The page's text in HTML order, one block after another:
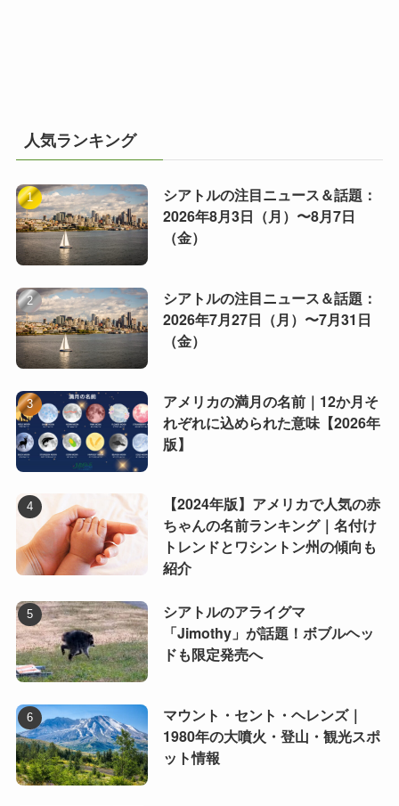
人気ランキング
シアトルの注目ニュース＆話題：
2026年8月3日（月）〜8月7日
（金）
シアトルの注目ニュース＆話題：
2026年7月27日（月）〜7月31日
（金）
アメリカの満月の名前｜12か月そ
れぞれに込められた意味【2026年
版】
【2024年版】アメリカで人気の赤
ちゃんの名前ランキング｜名付け
トレンドとワシントン州の傾向も
紹介
シアトルのアライグマ
「Jimothy」が話題！ボブルヘッ
ドも限定発売へ
マウント・セント・ヘレンズ｜
1980年の大噴火・登山・観光スポ
ット情報